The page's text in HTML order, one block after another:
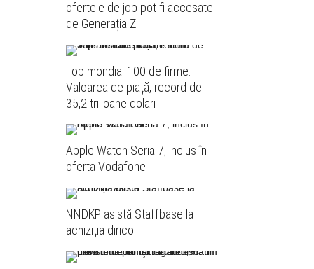
ofertele de job pot fi accesate
de Generația Z
Top mondial 100 de firme:
Valoarea de piață, record de
35,2 trilioane dolari
Apple Watch Seria 7, inclus în
oferta Vodafone
NNDKP asistă Staffbase la
achiziția dirico